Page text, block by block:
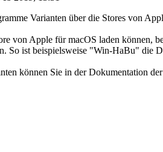
Varianten über die Stores von
von Apple für macOS laden
So ist beispielsweise "Win-HaBu"
können Sie in der Dokumentation